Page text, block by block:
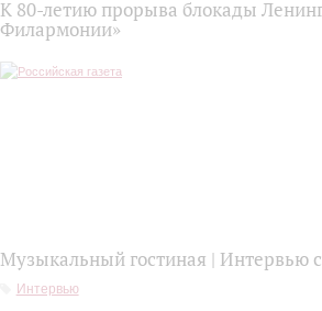
К 80-летию прорыва блокады
Филармонии»
Музыкальный гостиная |
Интервью